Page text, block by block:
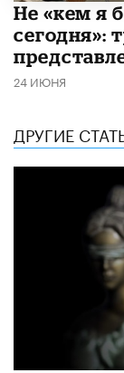
Не «кем я
сегодня»:
24 ИЮНЯ
ДРУГИЕ